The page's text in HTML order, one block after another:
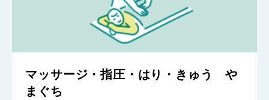
マッサージ・指圧・はり・きゅう や
まぐち